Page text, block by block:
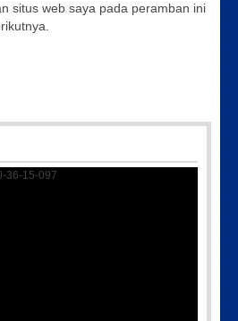
situs web saya pada peramban ini